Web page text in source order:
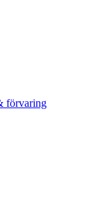
förvaring